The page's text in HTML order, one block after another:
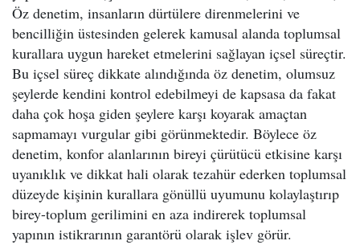
Öz denetim, insanların dürtülere direnmelerini ve
bencilliğin üstesinden gelerek kamusal alanda toplumsal
kurallara uygun hareket etmelerini sağlayan içsel süreçtir.
Bu içsel süreç dikkate alındığında öz denetim, olumsuz
şeylerde kendini kontrol edebilmeyi de kapsasa da fakat
daha çok hoşa giden şeylere karşı koyarak amaçtan
sapmamayı vurgular gibi görünmektedir. Böylece öz
denetim, konfor alanlarının bireyi çürütücü etkisine karşı
uyanıklık ve dikkat hali olarak tezahür ederken toplumsal
düzeyde kişinin kurallara gönüllü uyumunu kolaylaştırıp
birey-toplum gerilimini en aza indirerek toplumsal
yapının istikrarının garantörü olarak işlev görür.